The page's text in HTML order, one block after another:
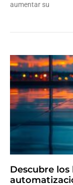
aumentar su
Descubre los